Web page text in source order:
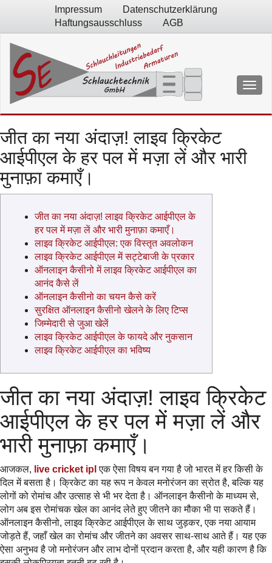
Impressum
Datenschutzerklärung
Haftungsausschluss
AGB
जीत का नया अंदाज़! लाइव क्रिकेट
आईपीएल के हर पल में मज़ा लें और भारी
मुनाफ़ा कमाएँ।
जीत का नया अंदाज़! लाइव क्रिकेट आईपीएल के
हर पल में मज़ा लें और भारी मुनाफ़ा कमाएँ।
लाइव क्रिकेट आईपीएल: एक विस्तृत अवलोकन
लाइव क्रिकेट आईपीएल में सट्टेबाजी के प्रकार
ऑनलाइन कैसीनो में लाइव क्रिकेट आईपीएल का
आनंद कैसे लें
ऑनलाइन कैसीनो का चयन कैसे करें
सुरक्षित ऑनलाइन कैसीनो खेलने के लिए टिप्स
जिम्मेदारी से जुआ खेलें
लाइव क्रिकेट आईपीएल के फायदे और नुकसान
लाइव क्रिकेट आईपीएल का भविष्य
जीत का नया अंदाज़! लाइव क्रिकेट
आईपीएल के हर पल में मज़ा लें और
भारी मुनाफ़ा कमाएँ।
आजकल, live cricket ipl एक ऐसा विषय बन गया है जो भारत में हर किसी के
दिल में बसता है। क्रिकेट का यह रूप न केवल मनोरंजन का स्रोत है, बल्कि यह
लोगों को रोमांच और उत्साह से भी भर देता है। ऑनलाइन कैसीनो के माध्यम से,
लोग अब इस रोमांचक खेल का आनंद लेते हुए जीतने का मौका भी पा सकते हैं।
ऑनलाइन कैसीनो, लाइव क्रिकेट आईपीएल के साथ जुड़कर, एक नया आयाम
जोड़ते हैं, जहाँ खेल का रोमांच और जीतने का अवसर साथ-साथ आते हैं। यह एक
ऐसा अनुभव है जो मनोरंजन और लाभ दोनों प्रदान करता है, और यही कारण है कि